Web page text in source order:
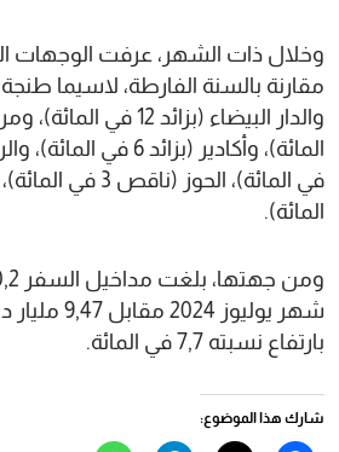
وخلال ذات الشهر، عرفت الوجهات
المائة).
بارتفاع نسبته 7,7 في المائة.
شارك هذا الموضوع: